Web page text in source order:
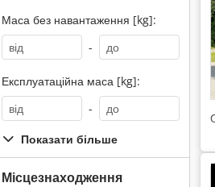
Маса без навантаження [kg]:
-
Експлуатаційна маса [kg]:
-
Показати більше
Місцезнаходження